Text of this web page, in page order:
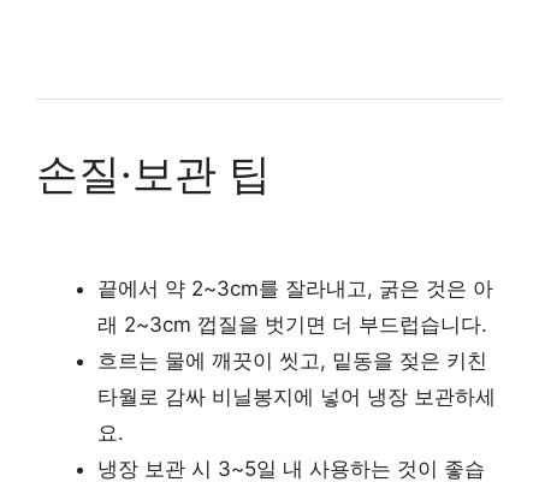
손질·보관 팁
끝에서 약 2~3cm를 잘라내고, 굵은 것은 아
래 2~3cm 껍질을 벗기면 더 부드럽습니다.
흐르는 물에 깨끗이 씻고, 밑동을 젖은 키친
타월로 감싸 비닐봉지에 넣어 냉장 보관하세
요.
냉장 보관 시 3~5일 내 사용하는 것이 좋습